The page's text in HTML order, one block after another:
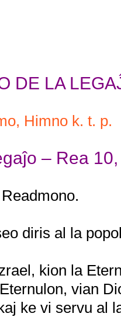
DE LA
Himno k. t. p.
– Rea
diris al la
kion la
vian
ke vi servu al